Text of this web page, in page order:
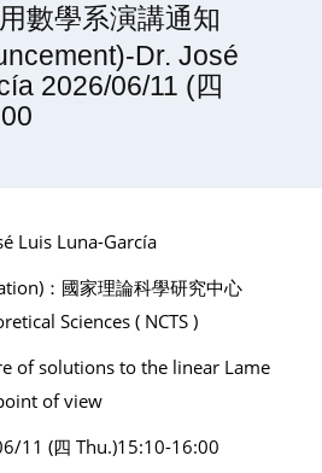
數學系演講通知
Dr. José
2026/06/11 (四
Luis Luna-García
：國家理論科學研究中心
Sciences ( NCTS )
of solutions to the linear Lame
of view
11 (四 Thu.)15:10-16:00